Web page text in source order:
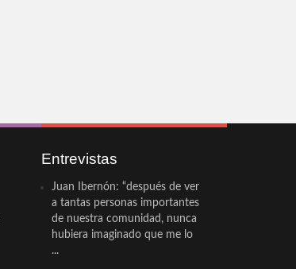
Entrevistas
Juan Ibernón: “después de ver
a tantas personas importantes
de nuestra comunidad, nunca
hubiera imaginado que me lo
...